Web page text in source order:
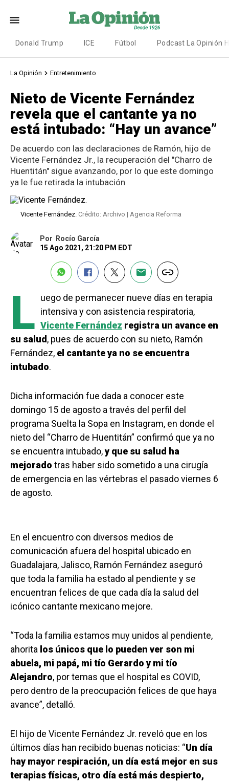
Donald Trump ICE Fútbol Podcast La Opinión
La Opinión Entretenimiento
Nieto de Vicente Fernández
revela que el cantante ya no
está intubado: “Hay un avance”
De acuerdo con las declaraciones de Ramón, hijo de
Vicente Fernández Jr., la recuperación del "Charro de
Huentitán" sigue avanzando, por lo que este domingo
ya le fue retirada la intubación
Vicente Fernández. Crédito: Archivo | Agencia Reforma
Por
Rocío García
15 Ago 2021, 21:20 PM EDT
L uego de permanecer nueve días en terapia
intensiva y con asistencia respiratoria,
Vicente Fernández registra un avance en
su salud , pues de acuerdo con su nieto, Ramón
Fernández, el cantante ya no se encuentra
intubado.
Dicha información fue dada a conocer este
domingo 15 de agosto a través del perfil del
programa Suelta la Sopa en Instagram, en donde el
nieto del “Charro de Huentitán” confirmó que ya no
se encuentra intubado,y que su salud ha
mejorado tras haber sido sometido a una cirugía
de emergencia en las vértebras el pasado viernes 6
de agosto.
En el encuentro con diversos medios de
comunicación afuera del hospital ubicado en
Guadalajara, Jalisco, Ramón Fernández aseguró
que toda la familia ha estado al pendiente y se
encuentran felices de que cada día la salud del
icónico cantante mexicano mejore.
“Toda la familia estamos muy unidos al pendiente,
ahorita los únicos que lo pueden ver son mi
abuela, mi papá, mi tío Gerardo y mi tío
Alejandro, por temas que el hospital es COVID,
pero dentro de la preocupación felices de que haya
avance”, detalló.
El hijo de Vicente Fernández Jr. reveló que en los
últimos días han recibido buenas noticias: “Un día
hay mayor respiración, un día está mejor en sus
terapias físicas, otro día está más despierto,